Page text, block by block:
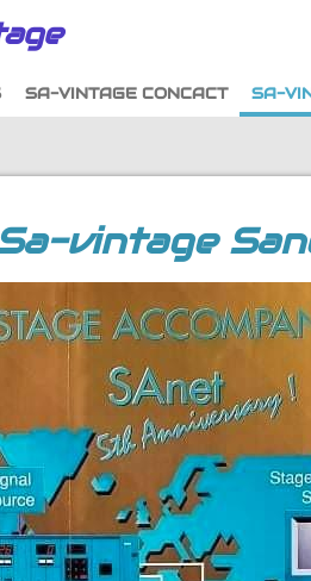
SA-VINTAGE CONCACT SA-
vintage